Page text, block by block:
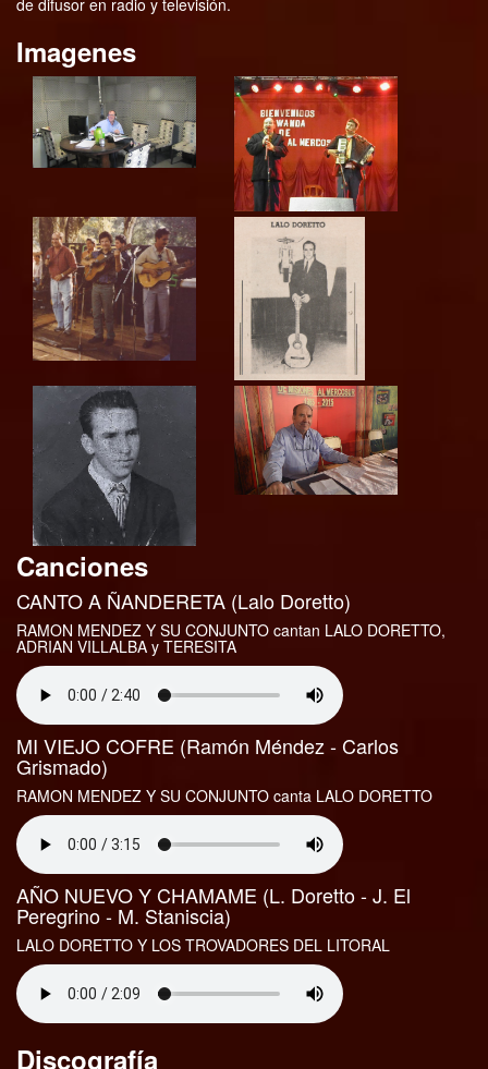
de difusor en radio y televisión.
Imagenes
Canciones
CANTO A ÑANDERETA (Lalo Doretto)
RAMON MENDEZ Y SU CONJUNTO cantan LALO DORETTO,
ADRIAN VILLALBA y TERESITA
MI VIEJO COFRE (Ramón Méndez - Carlos
Grismado)
RAMON MENDEZ Y SU CONJUNTO canta LALO DORETTO
AÑO NUEVO Y CHAMAME (L. Doretto - J. El
Peregrino - M. Staniscia)
LALO DORETTO Y LOS TROVADORES DEL LITORAL
Discografía